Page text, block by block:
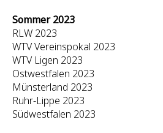
Sommer 2023
RLW 2023
WTV Vereinspokal 2023
WTV Ligen 2023
Ostwestfalen 2023
Münsterland 2023
Ruhr-Lippe 2023
Südwestfalen 2023